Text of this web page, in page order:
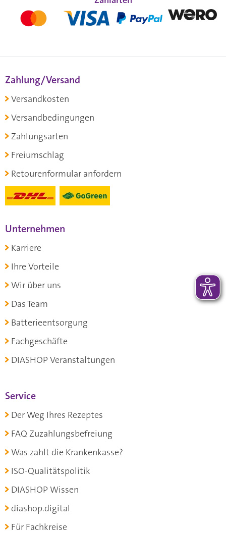
Zahlung/Versand
Versandkosten
Versandbedingungen
Zahlungsarten
Freiumschlag
Retourenformular anfordern
Unternehmen
Karriere
Ihre Vorteile
Wir über uns
Das Team
Batterieentsorgung
Fachgeschäfte
DIASHOP Veranstaltungen
Service
Der Weg Ihres Rezeptes
FAQ Zuzahlungsbefreiung
Was zahlt die Krankenkasse?
ISO-Qualitätspolitik
DIASHOP Wissen
diashop.digital
Für Fachkreise